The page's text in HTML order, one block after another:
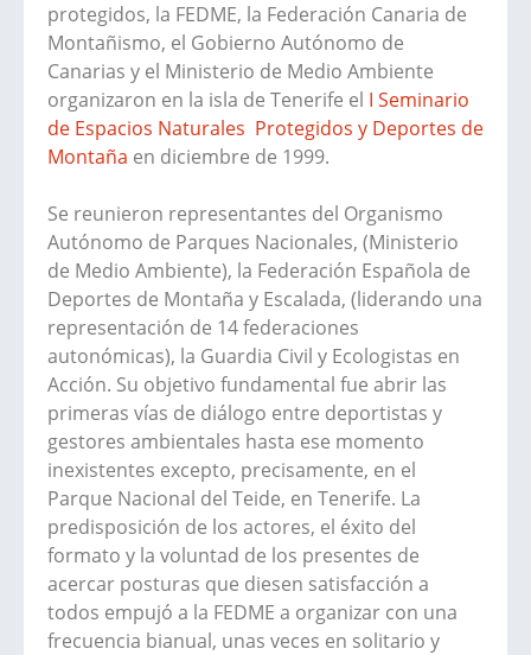
protegidos, la FEDME, la Federación Canaria de
Montañismo, el Gobierno Autónomo de
Canarias y el Ministerio de Medio Ambiente
organizaron en la isla de Tenerife el I Seminario
de Espacios Naturales Protegidos y Deportes de
Montaña en diciembre de 1999.
Se reunieron representantes del Organismo
Autónomo de Parques Nacionales, (Ministerio
de Medio Ambiente), la Federación Española de
Deportes de Montaña y Escalada, (liderando una
representación de 14 federaciones
autonómicas), la Guardia Civil y Ecologistas en
Acción. Su objetivo fundamental fue abrir las
primeras vías de diálogo entre deportistas y
gestores ambientales hasta ese momento
inexistentes excepto, precisamente, en el
Parque Nacional del Teide, en Tenerife. La
predisposición de los actores, el éxito del
formato y la voluntad de los presentes de
acercar posturas que diesen satisfacción a
todos empujó a la FEDME a organizar con una
frecuencia bianual, unas veces en solitario y